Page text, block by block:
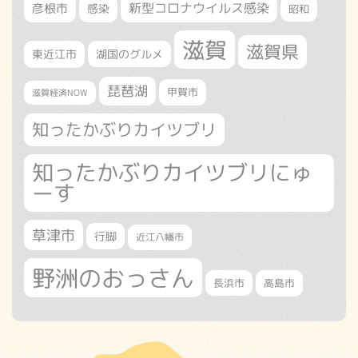
彦根市 感染 新型コロナウイルス感染 昭和
東近江市 湖国のグルメ 滋賀 滋賀県
滋賀経済NOW 琵琶湖 甲賀市
知ったかぶりカイツブリ
知ったかぶりカイツブリにゅ
ーす
草津市 行脚 近江八幡市
野洲のおっさん 長浜市 高島市